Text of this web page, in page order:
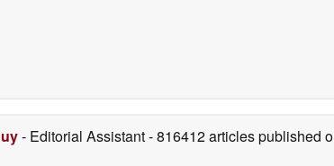
- Editorial Assistant- 816412 articles published